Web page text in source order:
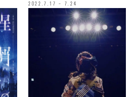
2022.7.17 – 7.24